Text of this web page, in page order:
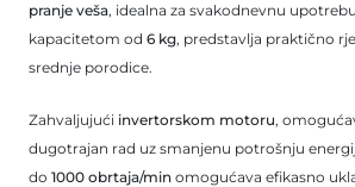
pranje veša, idealna za svakodnevnu
kapacitetom od 6 kg, predstavlja praktično
srednje porodice.
Zahvaljujući invertorskom motoru,
dugotrajan rad uz smanjenu potrošnju
do 1000 obrtaja/min omogućava efikasno